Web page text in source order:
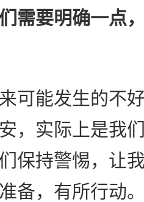
需要明确一点
能发生的不好
，实际上是我
保持警惕，让
备，有所行动